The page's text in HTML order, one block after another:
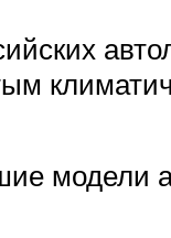
модели